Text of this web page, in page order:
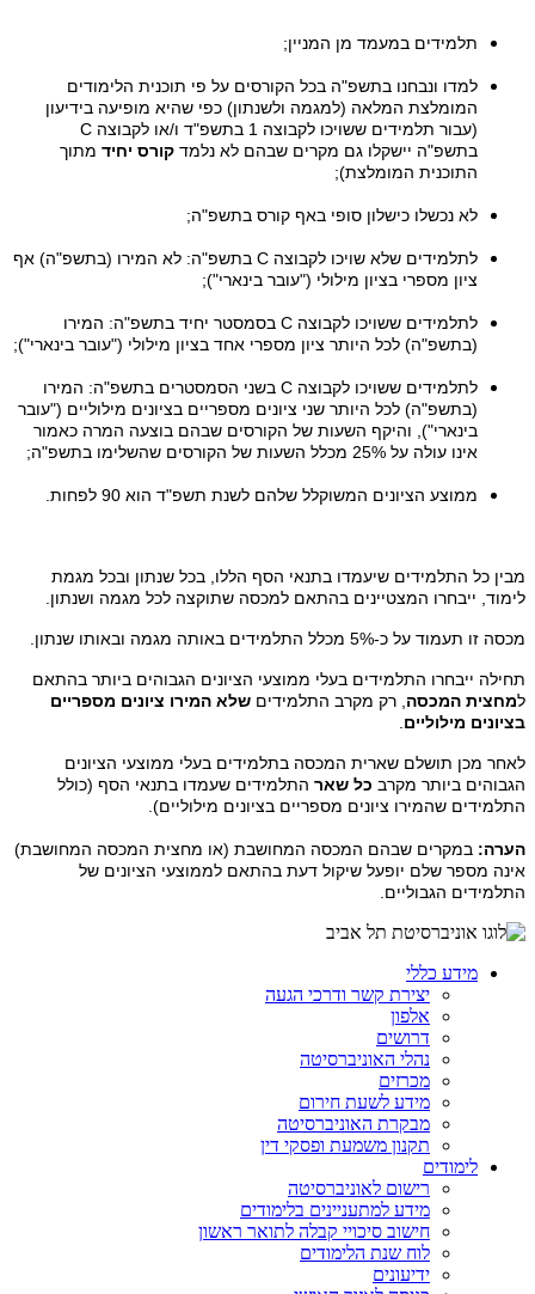
תלמידים במעמד מן המניין;
למדו ונבחנו בתשפ"ה בכל הקורסים על פי תוכנית הלימודים
המומלצת המלאה (למגמה ולשנתון) כפי שהיא מופיעה בידיעון
(עבור תלמידים ששויכו לקבוצה 1 בתשפ"ד ו/או לקבוצה
C
בתשפ"ה יישקלו גם מקרים שבהם לא נלמד קורס יחיד מתוך
התוכנית המומלצת);
לא נכשלו כישלון סופי באף קורס בתשפ"ה;
לתלמידים שלא שויכו לקבוצה C בתשפ"ה: לא המירו (בתשפ"ה) אף
ציון מספרי בציון מילולי ("עובר בינארי");
לתלמידים ששויכו לקבוצה C בסמסטר יחיד בתשפ"ה: המירו
(בתשפ"ה) לכל היותר ציון מספרי אחד בציון מילולי ("עובר בינארי");
לתלמידים ששויכו לקבוצה C בשני הסמסטרים בתשפ"ה: המירו
(בתשפ"ה) לכל היותר שני ציונים מספריים בציונים מילוליים ("עובר
בינארי"), והיקף השעות של הקורסים שבהם בוצעה המרה כאמור
אינו עולה על 25% מכלל השעות של הקורסים שהשלימו בתשפ"ה;
ממוצע הציונים המשוקלל שלהם לשנת תשפ"ד הוא 90 לפחות.
מבין כל התלמידים שיעמדו בתנאי הסף הללו, בכל שנתון ובכל מגמת
לימוד, ייבחרו המצטיינים בהתאם למכסה שתוקצה לכל מגמה ושנתון.
מכסה זו תעמוד על כ-5% מכלל התלמידים באותה מגמה ובאותו שנתון.
תחילה ייבחרו התלמידים בעלי ממוצעי הציונים הגבוהים ביותר בהתאם
למחצית המכסה , רק מקרב התלמידים שלא המירו ציונים מספריים
בציונים מילוליים
לאחר מכן תושלם שארית המכסה בתלמידים בעלי ממוצעי הציונים
הגבוהים ביותר מקרב כל שאר התלמידים שעמדו בתנאי הסף (כולל
התלמידים שהמירו ציונים מספריים בציונים מילוליים).
הערה: במקרים שבהם המכסה המחושבת (או מחצית המכסה המחושבת)
אינה מספר שלם יופעל שיקול דעת בהתאם לממוצעי הציונים של
התלמידים הגבוליים.
מידע כללי
יצירת קשר ודרכי הגעה
אלפון
דרושים
נהלי האוניברסיטה
מכרזים
מידע לשעת חירום
מבקרת האוניברסיטה
תקנון משמעת ופסקי דין
לימודים
רישום לאוניברסיטה
מידע למתעניינים בלימודים
חישוב סיכויי קבלה לתואר ראשון
לוח שנת הלימודים
ידיעונים